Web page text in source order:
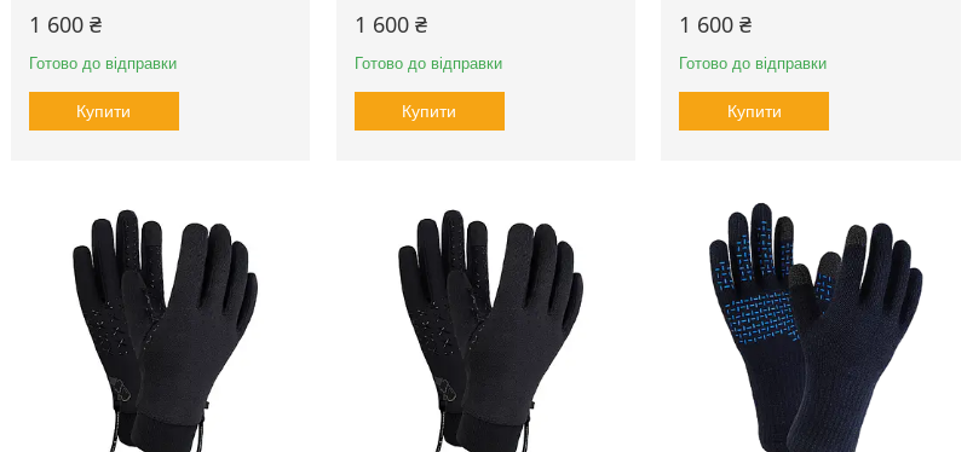
1 600 ₴
Готово до відправки
Купити
1 600 ₴
Готово до відправки
Купити
1 600 ₴
Готово до відправки
Купити